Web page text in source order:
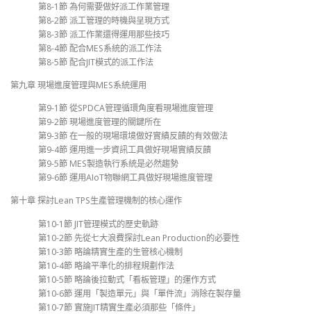
第8-1節 為何需要做好派工作業管理
第8-2節 派工管理的時機與呈現方式
第8-3節 派工作業還得運用那些技巧
第8-4節 配合MES系統的派工作法
第8-5節 配合JIT模式的派工作法
第九章 現場進度管理與MES系統運用
第9-1節 從SPDCA管理循環角度看現場進度管理
第9-2節 現場進度管理的關鍵所在
第9-3節 在一般的現場環境做好實績反饋的有效做法
第9-4節 運用進一步資訊工具做好現場實績反饋
第9-5節 MES製造執行系統是必然趨勢
第9-6節 運用AIoT物聯網工具做好現場進度管理
第十章 探討Lean TPS生產管理機制的核心運作
第10-1節 JIT管理模式的歷史軌跡
第10-2節 先從七大浪費探討Lean Production的必要性
第10-3節 略論精實生產的生管核心機制
第10-4節 略論平準化的排程規劃作法
第10-5節 略論後拉動式「看板管理」的運作方式
第10-6節 運用「製造單元」與「單件流」消除在製存量
第10-7節 實施JIT精實生產必須那些「條件」